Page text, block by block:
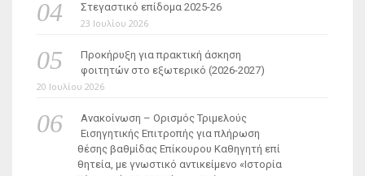
Στεγαστικό επίδομα 2025-26
23 Ιουλίου 2026
Προκήρυξη για πρακτική άσκηση
φοιτητών στο εξωτερικό (2026-2027)
20 Ιουλίου 2026
Ανακοίνωση – Ορισμός Τριμελούς
Εισηγητικής Επιτροπής για πλήρωση
θέσης βαθμίδας Επίκουρου Καθηγητή επί
θητεία, με γνωστικό αντικείμενο «Ιστορία